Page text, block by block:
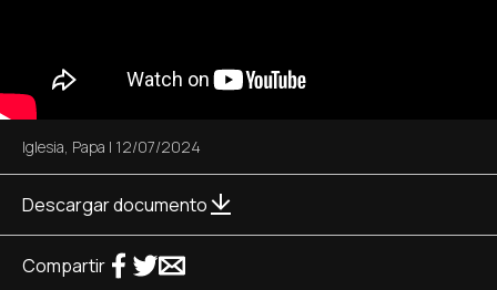
Iglesia, Papa | 12/07/2024
Descargar documento
Compartir